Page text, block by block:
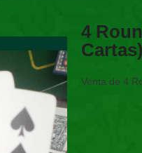
4
Cartas)
Venta de 4